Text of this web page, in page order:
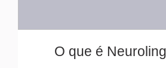
O que é